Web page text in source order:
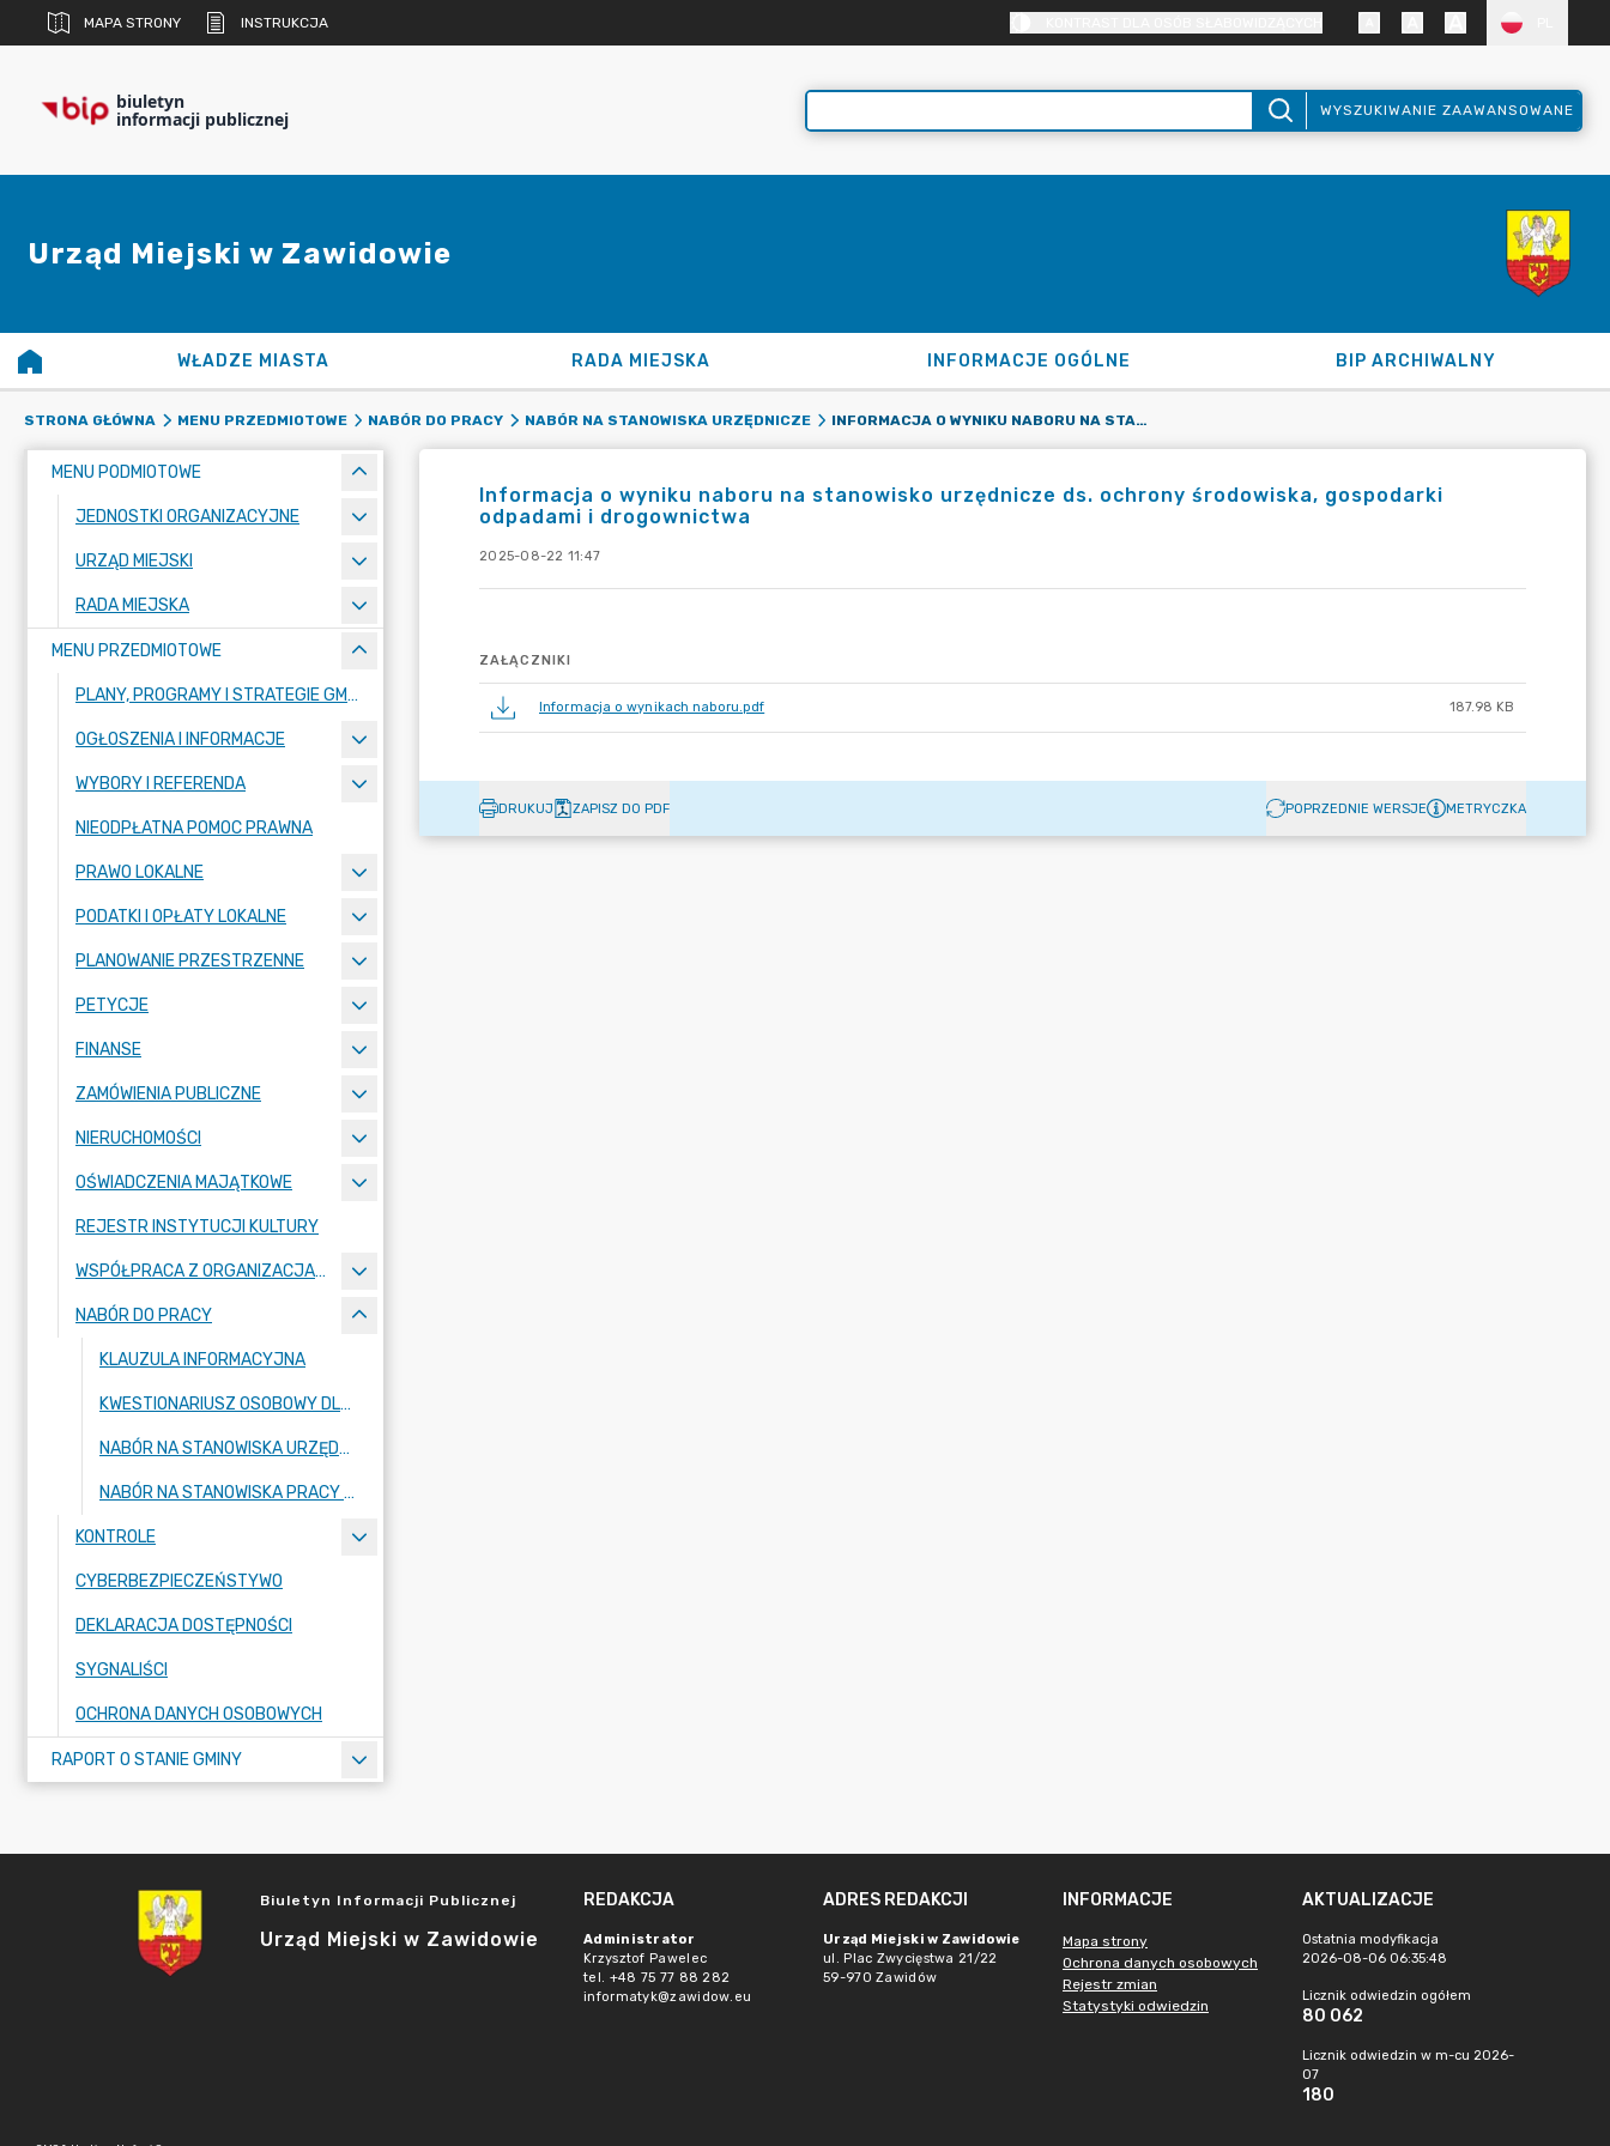
MAPA STRONY INSTRUKCJA
biuletyn
informacji publicznej WYSZUKIWANIE ZAAWANSOWANE
Urząd Miejski w Zawidowie
WŁADZE MIASTA RADA MIEJSKA INFORMACJE OGÓLNE BIP ARCHIWALNY
STRONA GŁÓWNA MENU PRZEDMIOTOWE NABÓR DO PRACY NABÓR NA STANOWISKA URZĘDNICZE INFORMACJA O WYNIKU NABORU NA STANOWISKO URZĘDNICZE DS. OCHRONY ŚRODOWISKA, GOSPODARKI ODPADAMI I DROGOWNICTWA
MENU PODMIOTOWE
JEDNOSTKI ORGANIZACYJNE
URZĄD MIEJSKI
RADA MIEJSKA
MENU PRZEDMIOTOWE
PLANY, PROGRAMY I STRATEGIE GMINY
OGŁOSZENIA I INFORMACJE
WYBORY I REFERENDA
NIEODPŁATNA POMOC PRAWNA
PRAWO LOKALNE
PODATKI I OPŁATY LOKALNE
PLANOWANIE PRZESTRZENNE
PETYCJE
FINANSE
ZAMÓWIENIA PUBLICZNE
NIERUCHOMOŚCI
OŚWIADCZENIA MAJĄTKOWE
REJESTR INSTYTUCJI KULTURY
WSPÓŁPRACA Z ORGANIZACJAMI POZARZĄDOWYMI
NABÓR DO PRACY
KLAUZULA INFORMACYJNA
KWESTIONARIUSZ OSOBOWY DLA OSOBY UBIEGAJĄCEJ SIĘ O ZATRUDNIENIE
NABÓR NA STANOWISKA URZĘDNICZE
NABÓR NA STANOWISKA PRACY W JEDNOSTKACH ORGANIZACYJNYCH
KONTROLE
CYBERBEZPIECZEŃSTYWO
DEKLARACJA DOSTĘPNOŚCI
SYGNALIŚCI
OCHRONA DANYCH OSOBOWYCH
RAPORT O STANIE GMINY
Informacja o wyniku naboru na stanowisko urzędnicze ds. ochrony środowiska, gospodarki
odpadami i drogownictwa
2025-08-22 11:47
ZAŁĄCZNIKI
Informacja o wynikach naboru.pdf 187.98 KB
DRUKUJ ZAPISZ DO PDF POPRZEDNIE WERSJE METRYCZKA
Biuletyn Informacji Publicznej
Urząd Miejski w Zawidowie
REDAKCJA
Administrator
Krzysztof Pawelec
tel. +48 75 77 88 282
informatyk@zawidow.eu
ADRES REDAKCJI
Urząd Miejski w Zawidowie
ul. Plac Zwycięstwa 21/22
59-970 Zawidów
INFORMACJE
Mapa strony
Ochrona danych osobowych
Rejestr zmian
Statystyki odwiedzin
AKTUALIZACJE
Ostatnia modyfikacja
2026-08-06 06:35:48
Licznik odwiedzin ogółem
80 062
Licznik odwiedzin w m-cu 2026-
07
180